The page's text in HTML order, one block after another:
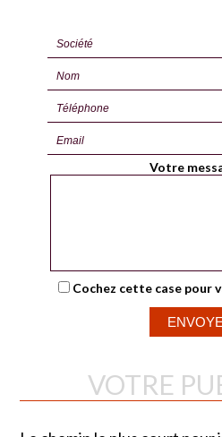
Votre
Cochez cette case pour
VOTRE